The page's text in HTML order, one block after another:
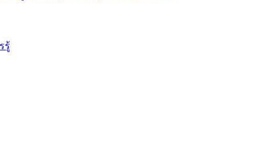
รู้